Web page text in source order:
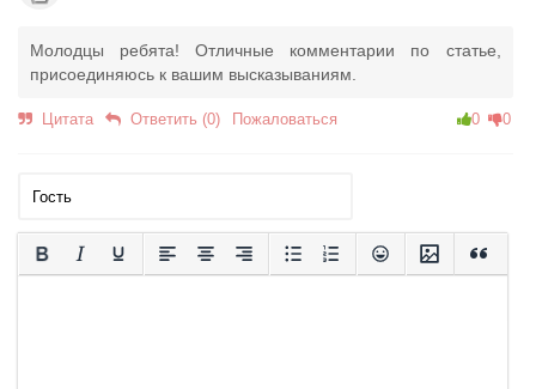
Молодцы ребята! Отличные комментарии по статье,
присоединяюсь к вашим высказываниям.
Цитата Ответить (0) Пожаловаться 0 0